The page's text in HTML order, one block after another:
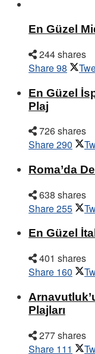
En Güzel
244 shares
Share98
En Güzel
Plaj
726 shares
Share290
Roma’da
638 shares
Share255
En Güzel
401 shares
Share 160
Plajları
277 shares
Share 111